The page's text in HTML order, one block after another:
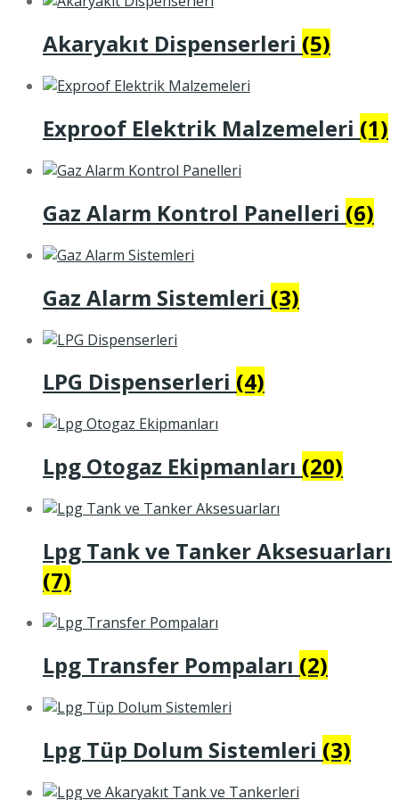
Akaryakıt Dispenserleri (5)
Exproof Elektrik Malzemeleri (1)
Gaz Alarm Kontrol Panelleri (6)
Gaz Alarm Sistemleri (3)
LPG Dispenserleri (4)
Lpg Otogaz Ekipmanları (20)
Lpg Tank ve Tanker Aksesuarları
(7)
Lpg Transfer Pompaları (2)
Lpg Tüp Dolum Sistemleri (3)